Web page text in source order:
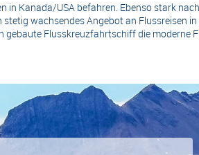
Kanada/USA befahren. Ebenso stark
wachsendes Angebot an Flussreisen
gebaute Flusskreuzfahrtschiff die moderne